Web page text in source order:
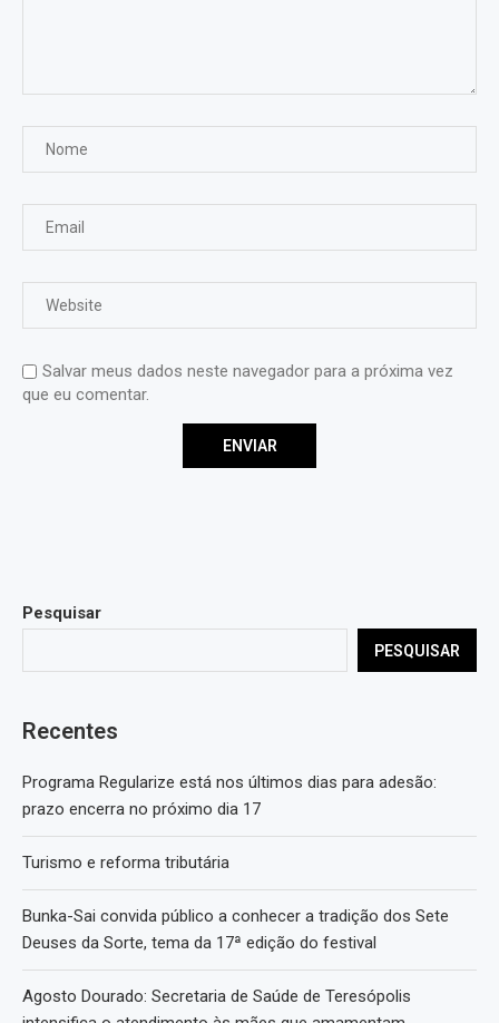
Salvar meus dados neste navegador para a próxima vez
que eu comentar.
Pesquisar
PESQUISAR
Recentes
Programa Regularize está nos últimos dias para adesão:
prazo encerra no próximo dia 17
Turismo e reforma tributária
Bunka-Sai convida público a conhecer a tradição dos Sete
Deuses da Sorte, tema da 17ª edição do festival
Agosto Dourado: Secretaria de Saúde de Teresópolis